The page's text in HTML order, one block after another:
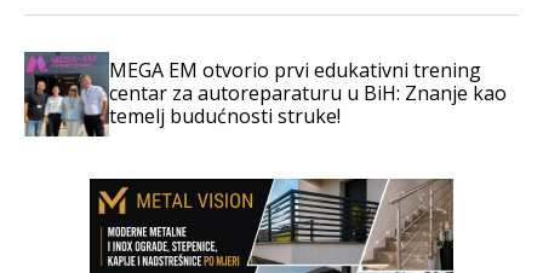
MEGA EM otvorio prvi edukativni trening
centar za autoreparaturu u BiH: Znanje kao
temelj budućnosti struke!